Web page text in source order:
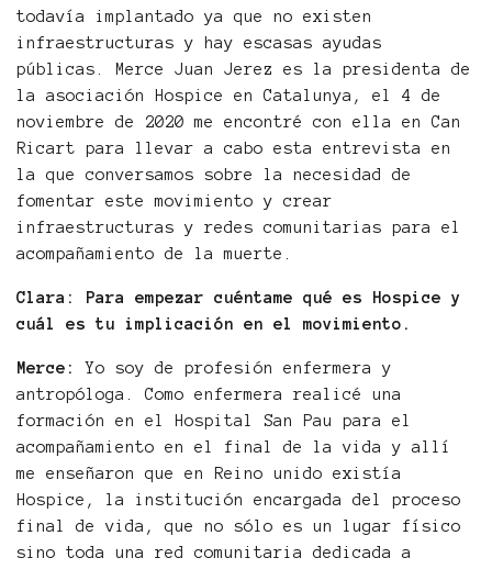
todavía implantado ya que no existen
infraestructuras y hay escasas ayudas
públicas. Merce Juan Jerez es la presidenta de
la asociación Hospice en Catalunya, el 4 de
noviembre de 2020 me encontré con ella en Can
Ricart para llevar a cabo esta entrevista en
la que conversamos sobre la necesidad de
fomentar este movimiento y crear
infraestructuras y redes comunitarias para el
acompañamiento de la muerte.
Clara: Para empezar cuéntame qué es Hospice y
cuál es tu implicación en el movimiento.
Merce:Yo soy de profesión enfermera y
antropóloga. Como enfermera realicé una
formación en el Hospital San Pau para el
acompañamiento en el final de la vida y allí
me enseñaron que en Reino unido existía
Hospice, la institución encargada del proceso
final de vida, que no sólo es un lugar físico
sino toda una red comunitaria dedicada a